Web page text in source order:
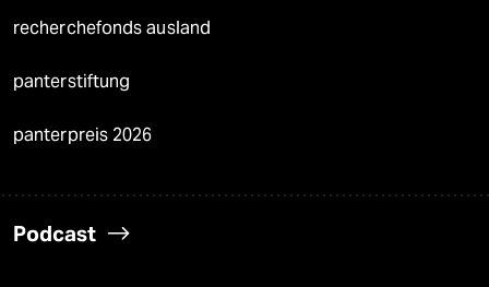
recherchefonds ausland
panterstiftung
panterpreis 2026
Podcast